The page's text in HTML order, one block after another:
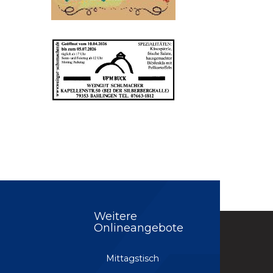
Weitere
Onlineangebote
Mittagstisch